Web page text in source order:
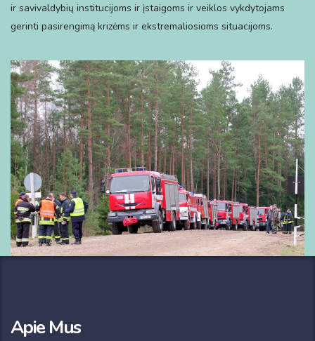
ir savivaldybių institucijoms ir įstaigoms ir veiklos vykdytojams
gerinti pasirengimą krizėms ir ekstremaliosioms situacijoms.
Apie Mus